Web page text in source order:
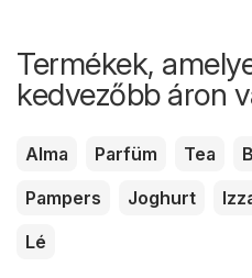
Termékek,
kedvezőbb áron
Alma Parfüm Tea
Pampers
Joghurt
Lé